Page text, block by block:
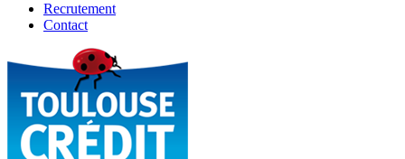
Recrutement
Contact